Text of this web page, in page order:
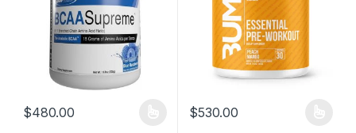
$480.00
Este producto tiene múltiples variantes. Las opciones se
$530.00
Este producto tiene múltiples